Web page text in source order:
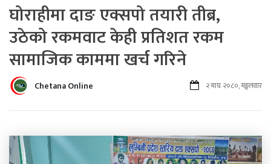
घोराहीमा दाङ एक्सपो तयारी तीब्र,
उठेको रकमवाट केही प्रतिशत रकम
सामाजिक काममा खर्च गरिने
Chetana Online २ माघ २०८०, मङ्गलवार